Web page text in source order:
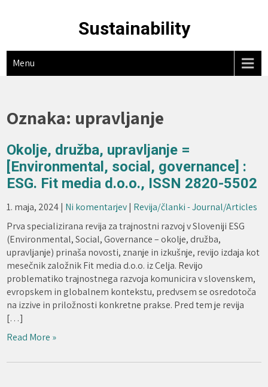
Sustainability
Menu
Oznaka: upravljanje
Okolje, družba, upravljanje =
[Environmental, social, governance] :
ESG. Fit media d.o.o., ISSN 2820-5502
1. maja, 2024| Ni komentarjev| Revija/članki - Journal/Articles
Prva specializirana revija za trajnostni razvoj v Sloveniji ESG
(Environmental, Social, Governance – okolje, družba,
upravljanje) prinaša novosti, znanje in izkušnje, revijo izdaja kot
mesečnik založnik Fit media d.o.o. iz Celja. Revijo
problematiko trajnostnega razvoja komunicira v slovenskem,
evropskem in globalnem kontekstu, predvsem se osredotoča
na izzive in priložnosti konkretne prakse. Pred tem je revija
[…]
Read More »